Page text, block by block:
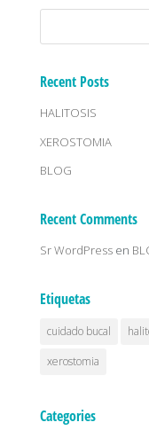
Recent Posts
HALITOSIS
XEROSTOMIA
BLOG
Recent Comments
Sr WordPressen
Etiquetas
cuidado bucal
xerostomia
Categories